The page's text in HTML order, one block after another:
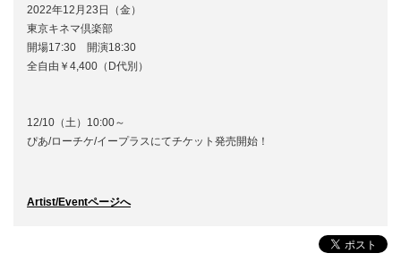
2022年12月23日（金）
東京キネマ倶楽部
開場17:30 開演18:30
全自由￥4,400（D代別）
12/10（土）10:00～
ぴあ/ローチケ/イープラスにてチケット発売開始！
Artist/Eventページへ